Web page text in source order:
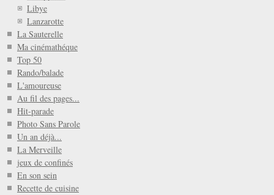
Libye
Lanzarotte
La Sauterelle
Ma cinémathéque
Top 50
Rando/balade
L'amoureuse
Au fil des pages...
Hit-parade
Photo Sans Parole
Un an déjà...
La Merveille
jeux de confinés
En son sein
Recette de cuisine